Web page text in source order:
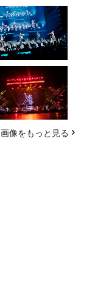
画像をもっと見る